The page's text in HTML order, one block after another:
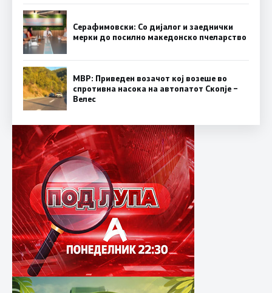
Серафимовски: Со дијалог и заеднички
мерки до посилно македонско пчеларство
МВР: Приведен возачот кој возеше во
спротивна насока на автопатот Скопје –
Велес